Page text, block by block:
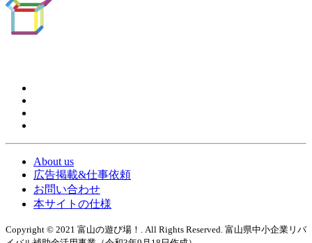
About us
広告掲載&仕事依頼
お問い合わせ
本サイトの仕様
Copyright © 2021 富山の遊び場！. All Rights Reserved. 富山県中小企業リバ